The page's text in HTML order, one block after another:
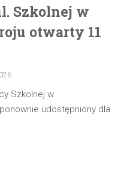
Szkolnej w
otwarty 11
Szkolnej w
udostępniony dla